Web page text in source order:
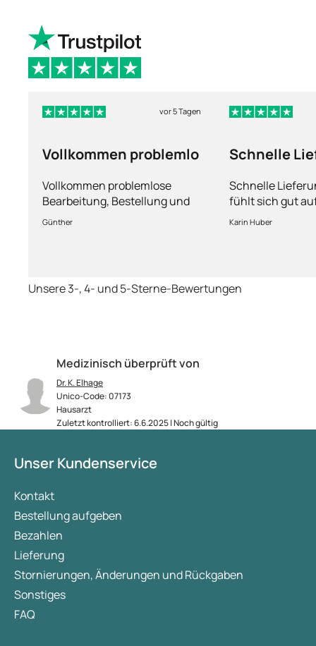
Medizinisch überprüft von
Dr. K. Elhage
Unico-Code: 07173
Hausarzt
Zuletzt kontrolliert: 6.6.2025 | Noch gültig
vor 5 Tagen
Vollkommen problemlo
Vollkommen problemlose
Bearbeitung, Bestellung und
Lieferung
Günther
Schnelle
Schnelle
fühlt sich gut
Fragen kann
Karin Huber
Unsere 3-, 4- und 5-Sterne-Bewertungen
Unser Kundenservice
Kontakt
Bestellung aufgeben
Bezahlen
Lieferung
Stornierungen, Änderungen und Rückgaben
Sonstiges
FAQ